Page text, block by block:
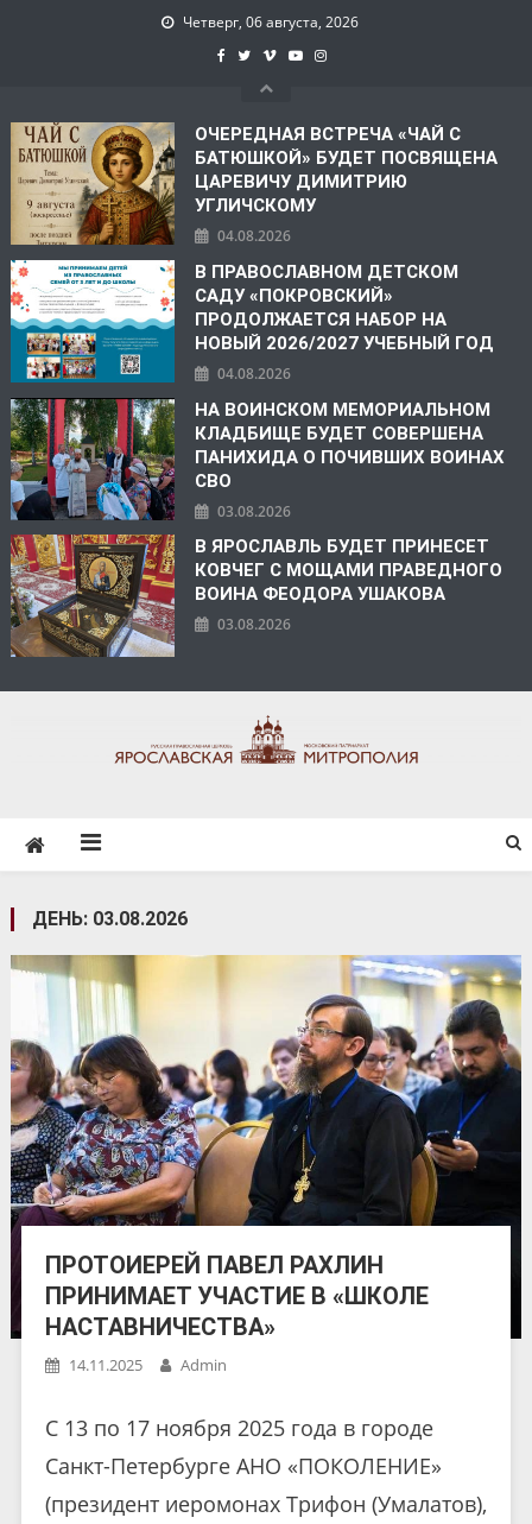
Четверг, 06 августа, 2026
ОЧЕРЕДНАЯ ВСТРЕЧА «ЧАЙ С
БАТЮШКОЙ» БУДЕТ ПОСВЯЩЕНА
ЦАРЕВИЧУ ДИМИТРИЮ
УГЛИЧСКОМУ
04.08.2026
В ПРАВОСЛАВНОМ ДЕТСКОМ
САДУ «ПОКРОВСКИЙ»
ПРОДОЛЖАЕТСЯ НАБОР НА
НОВЫЙ 2026/2027 УЧЕБНЫЙ ГОД
04.08.2026
НА ВОИНСКОМ МЕМОРИАЛЬНОМ
КЛАДБИЩЕ БУДЕТ СОВЕРШЕНА
ПАНИХИДА О ПОЧИВШИХ ВОИНАХ
СВО
03.08.2026
В ЯРОСЛАВЛЬ БУДЕТ ПРИНЕСЕТ
КОВЧЕГ С МОЩАМИ ПРАВЕДНОГО
ВОИНА ФЕОДОРА УШАКОВА
03.08.2026
ДЕНЬ: 03.08.2026
ПРОТОИЕРЕЙ ПАВЕЛ РАХЛИН
ПРИНИМАЕТ УЧАСТИЕ В «ШКОЛЕ
НАСТАВНИЧЕСТВА»
14.11.2025 Admin
С 13 по 17 ноября 2025 года в городе
Санкт-Петербурге АНО «ПОКОЛЕНИЕ»
(президент иеромонах Трифон (Умалатов),